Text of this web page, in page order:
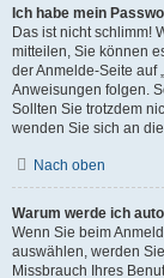
Ich habe mein
Das ist nicht schlimm!
mitteilen, Sie können
der Anmelde-Seite auf
Anweisungen folgen.
Sollten Sie trotzdem
wenden Sie sich an
Nach oben
Warum werde ich
Wenn Sie beim
auswählen, werden
Missbrauch Ihres